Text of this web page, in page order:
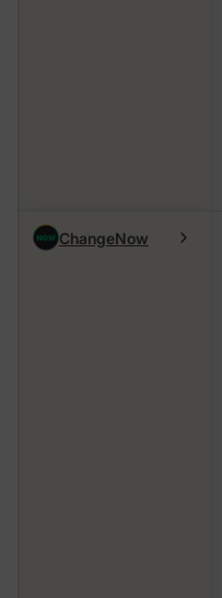
ChangeNow